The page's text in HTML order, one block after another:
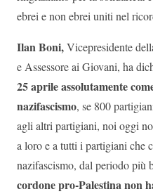
ebrei e non ebrei uniti nel
Ilan Boni,Vicepresidente
e Assessore ai Giovani, ha
25 aprile assolutamente
nazifascismo, se 800
agli altri partigiani, noi oggi
a loro e a tutti i partigiani che
nazifascismo, dal periodo più
cordone pro-Palestina non